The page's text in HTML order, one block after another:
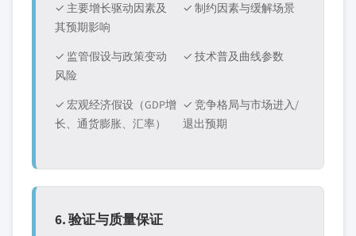
✓ 主要增长驱动因素及
其预期影响
✓ 制约因素与缓解场景
✓ 监管假设与政策变动
风险
✓ 技术普及曲线参数
✓ 宏观经济假设（GDP增
长、通货膨胀、汇率）
✓ 竞争格局与市场进入/
退出预期
6. 验证与质量保证